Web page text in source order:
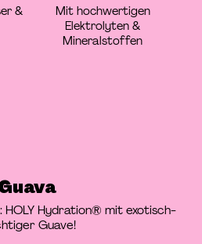
&
Mit hochwertigen
Elektrolyten &
Mineralstoffen
HOLY Hydration® mit exotisch-
Guave!